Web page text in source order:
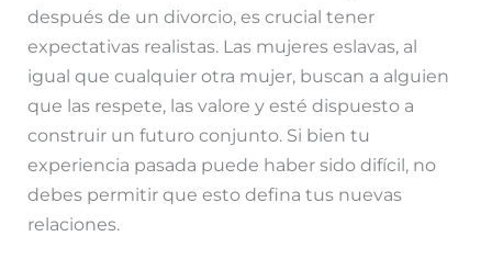
después de un divorcio, es crucial tener
expectativas realistas. Las mujeres eslavas, al
igual que cualquier otra mujer, buscan a alguien
que las respete, las valore y esté dispuesto a
construir un futuro conjunto. Si bien tu
experiencia pasada puede haber sido difícil, no
debes permitir que esto defina tus nuevas
relaciones.